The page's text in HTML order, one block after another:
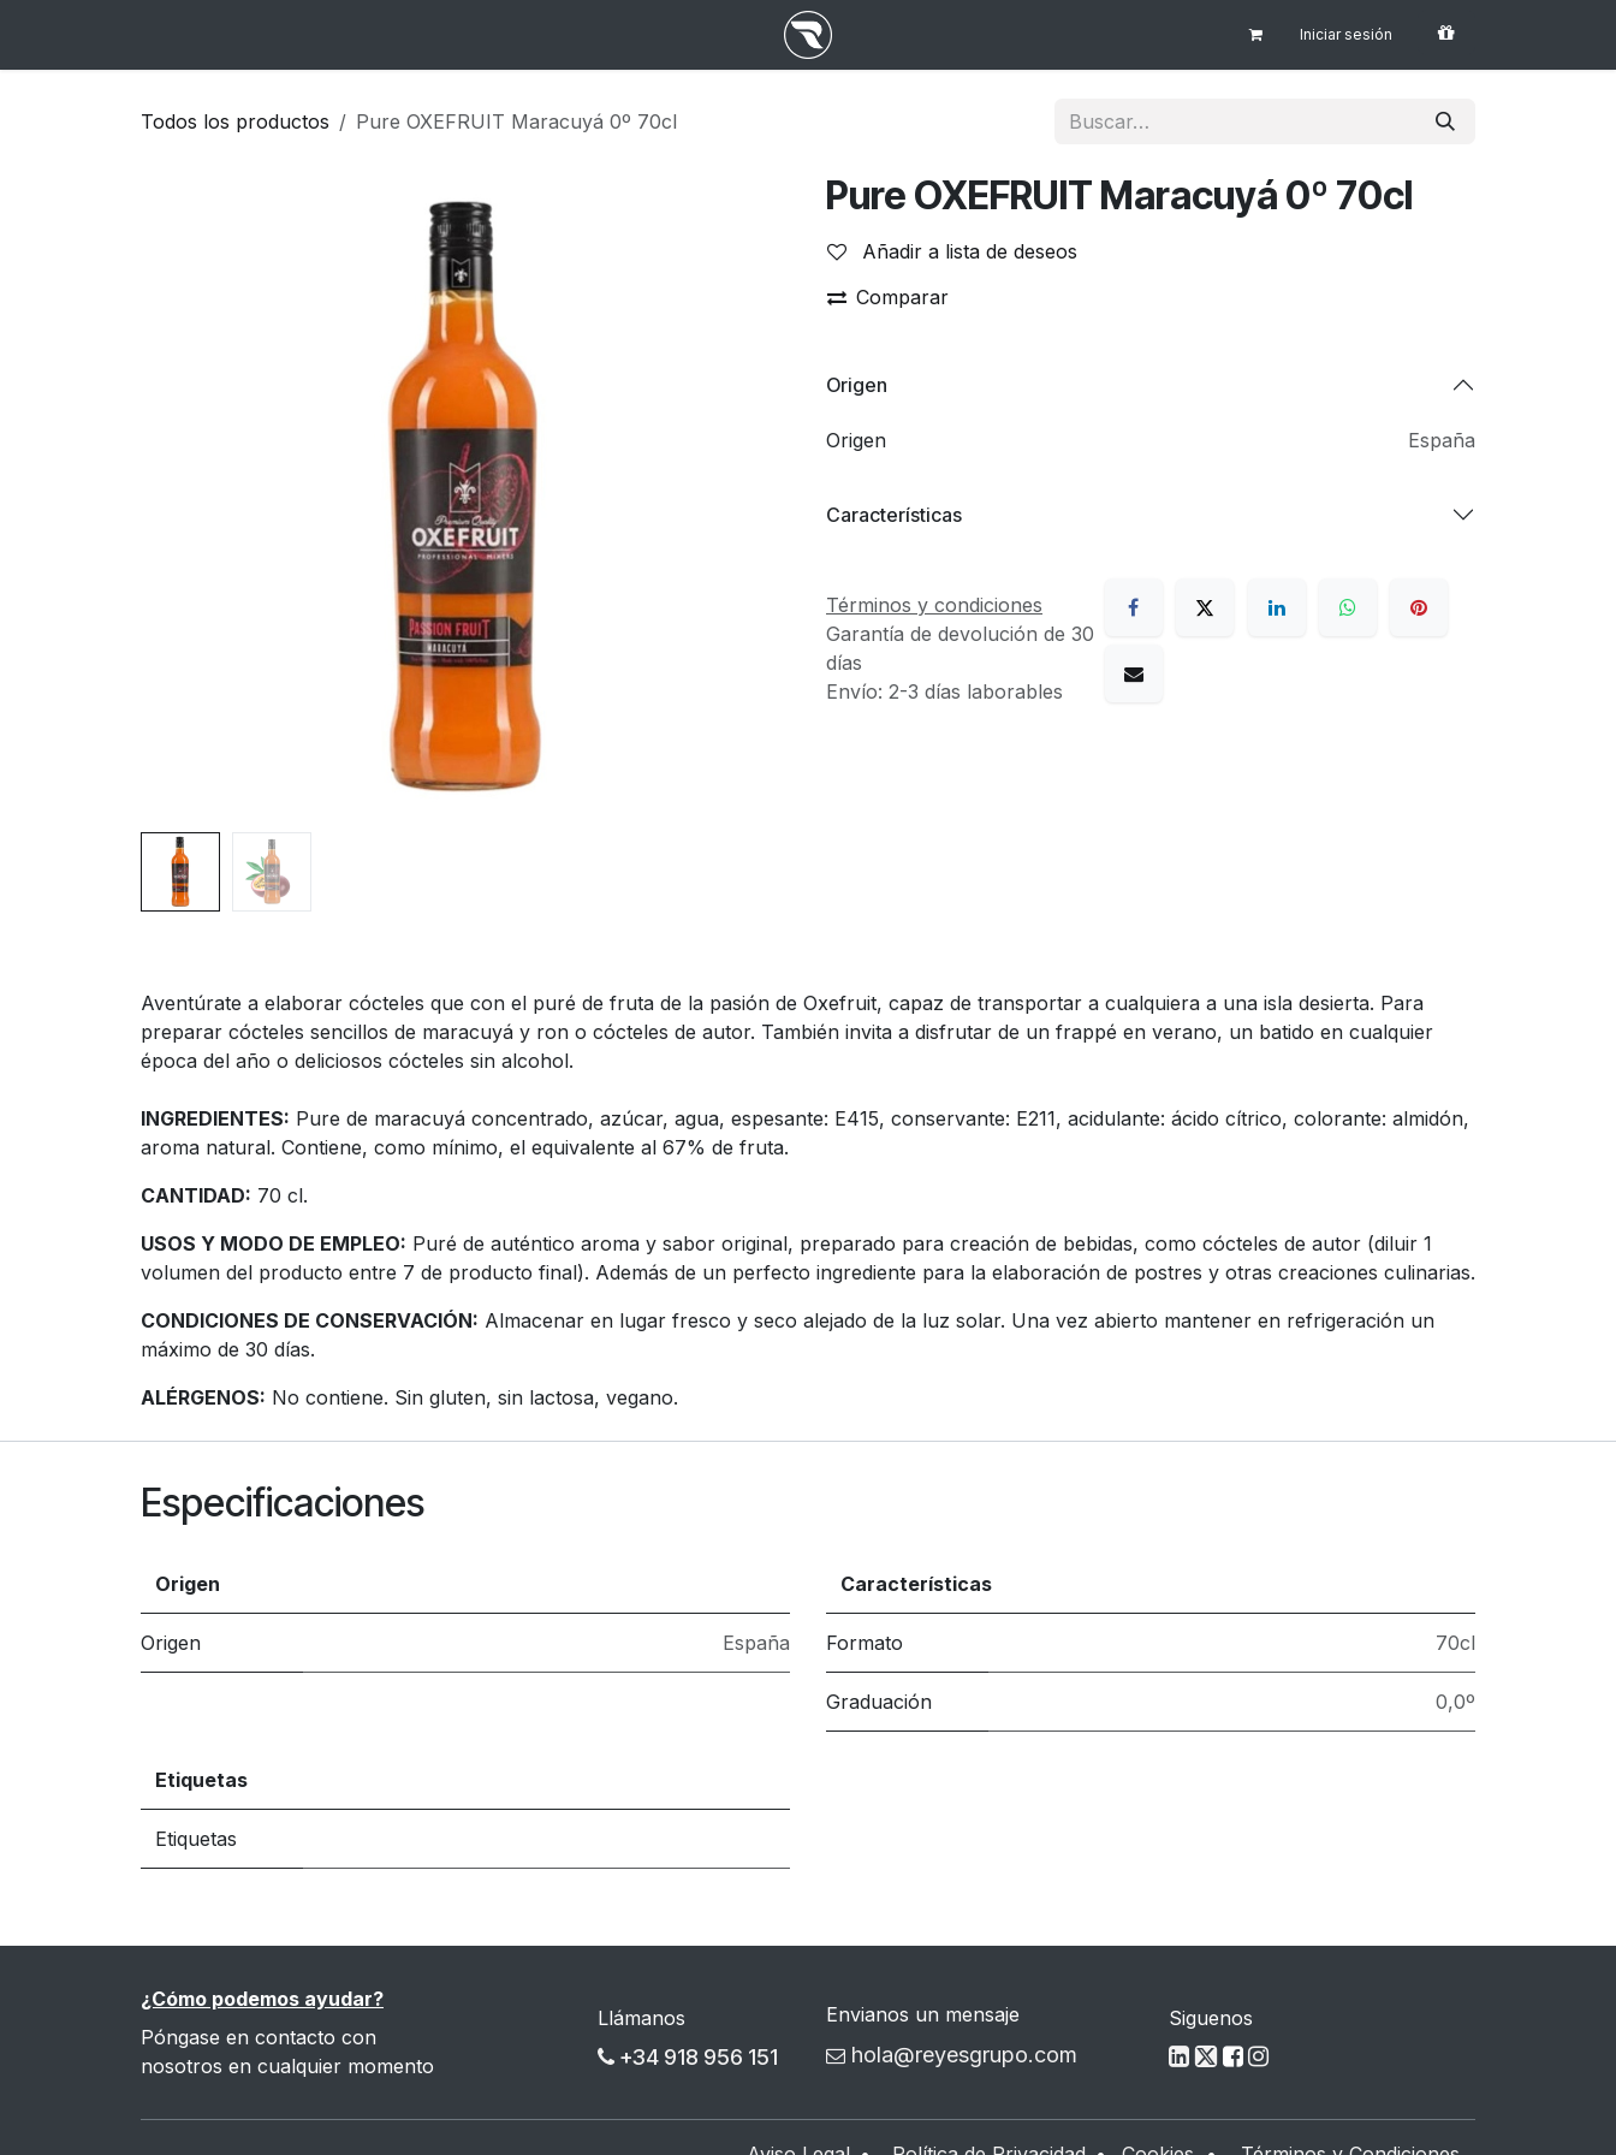
Iniciar sesión
Todos los productos Pure OXEFRUIT Maracuyá 0º 70cl
Pure OXEFRUIT Maracuyá 0º 70cl
Añadir a lista de deseos
Comparar
Origen
Origen España
Características
Términos y condiciones
Garantía de devolución de 30
días
Envío: 2-3 días laborables
Aventúrate a elaborar cócteles que con el puré de fruta de la pasión de Oxefruit, capaz de transportar a cualquiera a una isla desierta. Para
preparar cócteles sencillos de maracuyá y ron o cócteles de autor. También invita a disfrutar de un frappé en verano, un batido en cualquier
época del año o deliciosos cócteles sin alcohol.
INGREDIENTES: Pure de maracuyá concentrado, azúcar, agua, espesante: E415, conservante: E211, acidulante: ácido cítrico, colorante: almidón,
aroma natural. Contiene, como mínimo, el equivalente al 67% de fruta.
CANTIDAD: 70 cl.
USOS Y MODO DE EMPLEO: Puré de auténtico aroma y sabor original, preparado para creación de bebidas, como cócteles de autor (diluir 1
volumen del producto entre 7 de producto final). Además de un perfecto ingrediente para la elaboración de postres y otras creaciones culinarias.
CONDICIONES DE CONSERVACIÓN: Almacenar en lugar fresco y seco alejado de la luz solar. Una vez abierto mantener en refrigeración un
máximo de 30 días.
ALÉRGENOS: No contiene. Sin gluten, sin lactosa, vegano.
Especificaciones
Origen
Origen España
Características
Formato 70cl
Graduación 0,0º
Etiquetas
Etiquetas
¿Cómo podemos ayudar?
Póngase en contacto con
nosotros en cualquier momento
Llámanos
+34 918 956 151
Envianos un mensaje
hola@reyesgrupo.com
Siguenos